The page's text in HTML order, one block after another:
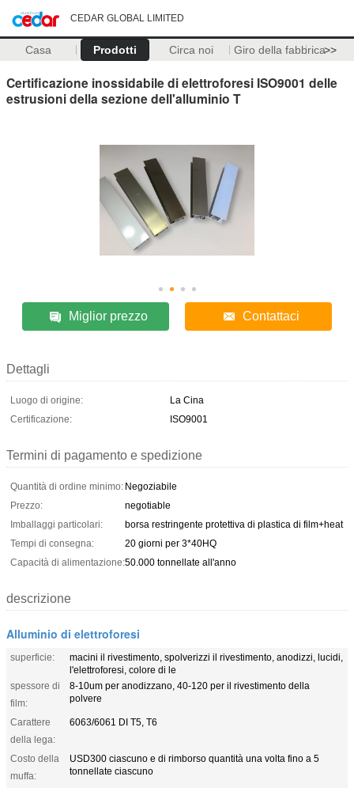
CEDAR GLOBAL LIMITED
Casa Prodotti Circa noi Giro della fabbrica>>
Certificazione inossidabile di elettroforesi ISO9001 delle
estrusioni della sezione dell'alluminio T
Miglior prezzo Contattaci
Dettagli
Luogo di origine:
La Cina
Certificazione:
ISO9001
Termini di pagamento e spedizione
Quantità di ordine minimo: Negoziabile
Prezzo:
negotiable
Imballaggi particolari:
borsa restringente protettiva di plastica di film+heat
Tempi di consegna:
20 giorni per 3*40HQ
Capacità di alimentazione:50.000 tonnellate all'anno
descrizione
Alluminio di elettroforesi
superficie:
macini il rivestimento, spolverizzi il rivestimento, anodizzi, lucidi,
l'elettroforesi, colore di le
spessore di
film:
8-10um per anodizzano, 40-120 per il rivestimento della
polvere
Carattere
della lega:
6063/6061 DI T5, T6
Costo della
muffa:
USD300 ciascuno e di rimborso quantità una volta fino a 5
tonnellate ciascuno